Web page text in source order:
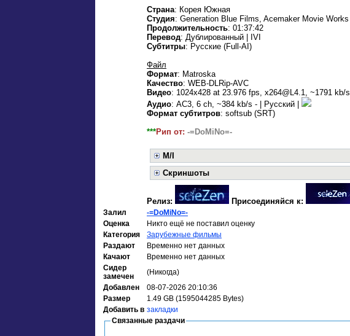
Страна: Корея Южная
Студия: Generation Blue Films, Acemaker Movie Works
Продолжительность: 01:37:42
Перевод: Дублированный | IVI
Субтитры: Русские (Full-AI)
Файл
Формат: Matroska
Качество: WEB-DLRip-AVC
Видео: 1024x428 at 23.976 fps, x264@L4.1, ~1791 kb/s
Аудио: AC3, 6 ch, ~384 kb/s - | Русский |
Формат субтитров: softsub (SRT)
***Рип от: -=DoMiNo=-
M/I
Скриншоты
Релиз: Присоединяйся к:
Залил
-=DoMiNo=-
Оценка
Никто ещё не поставил оценку
Категория
Зарубежные фильмы
Раздают
Временно нет данных
Качают
Временно нет данных
Сидер
замечен
(Никогда)
Добавлен
08-07-2026 20:10:36
Размер
1.49 GB (1595044285 Bytes)
Добавить в закладки
Связанные раздачи